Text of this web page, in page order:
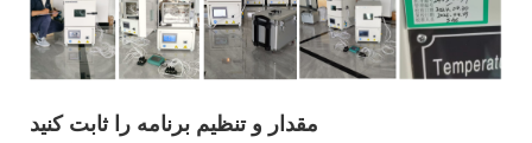
مقدار و تنظیم برنامه را ثابت کنید